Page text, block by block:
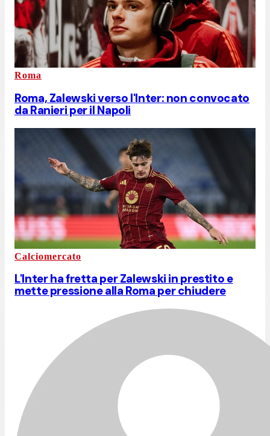
Roma
Roma, Zalewski verso l'Inter: non convocato
da Ranieri per il Napoli
Calciomercato
L'Inter ha fretta per Zalewski in prestito e
mette pressione alla Roma per chiudere